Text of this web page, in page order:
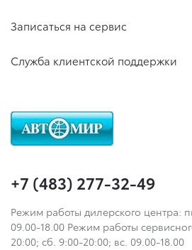
Записаться на сервис
Служба клиентской поддержки
+7 (483) 277-32-49
Режим работы дилерского центра:
09.00-18.00 Режим работы
20:00; сб. 9:00-20:00; вс. 09.00-18.00